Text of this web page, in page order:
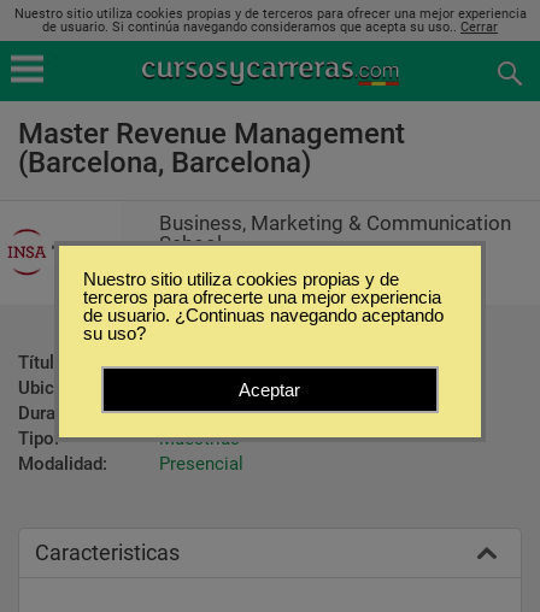
Nuestro sitio utiliza cookies propias y de terceros para ofrecer una mejor experiencia
de usuario. Si continúa navegando consideramos que acepta su uso.. Cerrar
Master Revenue Management
(Barcelona, Barcelona)
Business, Marketing & Communication
School
Título ofrecido:
Master Revenue Management
Ubicación:
Barcelona - Barcelona
Duración:
13 Meses
Tipo:
Maestrías
Modalidad:
Presencial
Caracteristicas
Nuestro sitio utiliza cookies propias y de
terceros para ofrecerte una mejor experiencia
de usuario. ¿Continuas navegando aceptando
su uso?
Aceptar